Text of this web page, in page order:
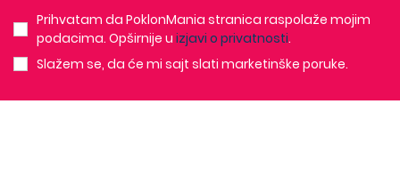
Prihvatam da PoklonMania stranica raspolaže mojim
podacima. Opširnije u izjavi o privatnosti.
Slažem se, da će mi sajt slati marketinške poruke.